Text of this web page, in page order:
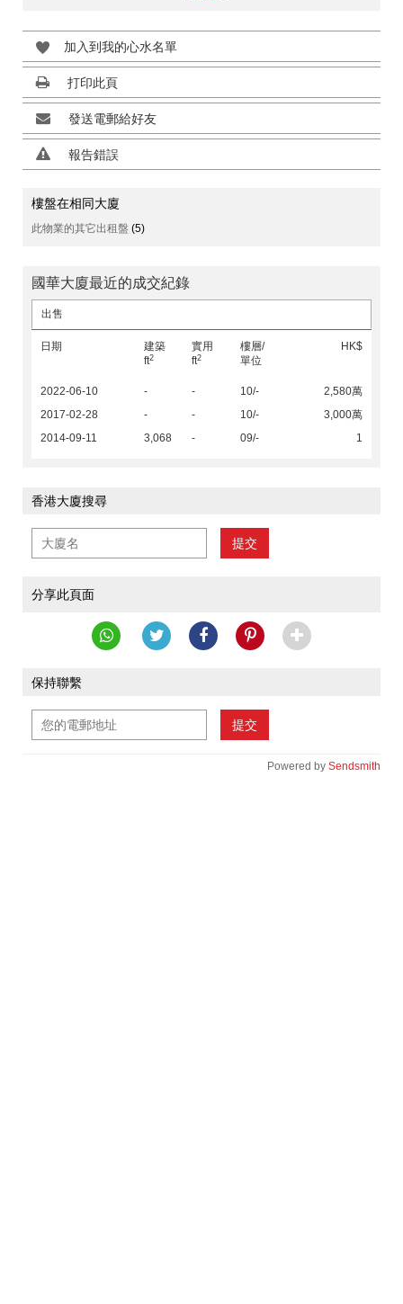
加入到我的心水名單
打印此頁
發送電郵給好友
報告錯誤
樓盤在相同大廈
此物業的其它出租盤 (5)
國華大廈最近的成交紀錄
出售
日期
建築
ft2
實用
ft2
樓層/
單位
HK$
2022-06-10 - - 10/-
2,580萬
2017-02-28
- - 10/-
3,000萬
2014-09-11
3,068 - 09/- 1
香港大廈搜尋
提交
分享此頁面
保持聯繫
提交
Powered by Sendsmith